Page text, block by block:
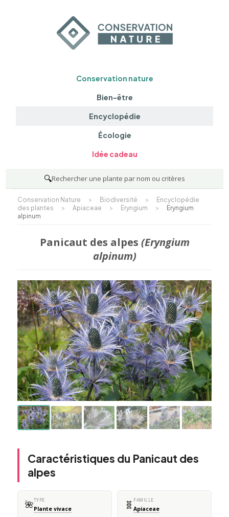
Conservation nature
Bien-être
Encyclopédie
Écologie
Idée cadeau
🔍Rechercher une plante par nom ou critères
Conservation Nature > Biodiversité >
Encyclopédie
des plantes
> Apiaceae > Eryngium >
Eryngium
alpinum
Panicaut des alpes (Eryngium
alpinum)
Caractéristiques du Panicaut des
alpes
🌺TYPE
Plante vivace 🧬 FAMILLE
Apiaceae